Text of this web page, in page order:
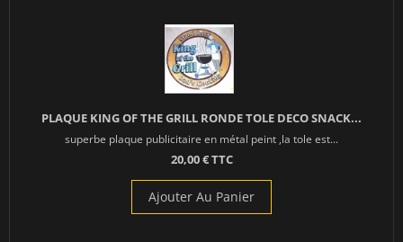
PLAQUE KING OF THE GRILL RONDE TOLE DECO SNACK...
superbe plaque publicitaire en métal peint ,la tole est...
20,00 € TTC
Ajouter Au Panier